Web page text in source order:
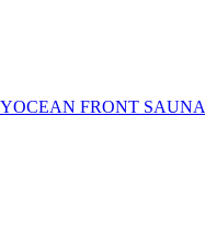
FRONT SAUNA